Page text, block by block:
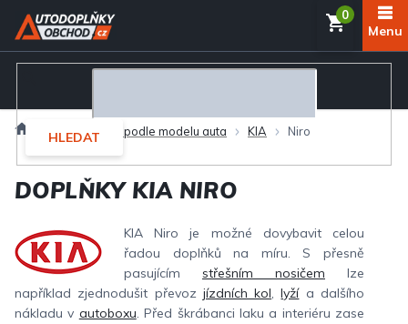
Přejít
obsah
HLEDAT
Autodoplňky podle modelu auta KIA Niro
DOPLŇKY KIA NIRO
KIA Niro je možné dovybavit celou
řadou doplňků na míru. S přesně
pasujícím střešním nosičem lze
například zjednodušit převoz jízdních kol,lyžía dalšího
nákladu v autoboxu. Před škrábanci laku a interiéru zase